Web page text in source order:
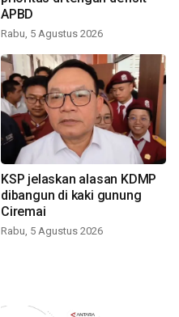
APBD
Rabu, 5 Agustus 2026
KSP jelaskan alasan KDMP
dibangun di kaki gunung
Ciremai
Rabu, 5 Agustus 2026